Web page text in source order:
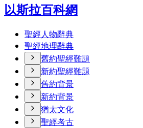
以斯拉百科網
聖經人物辭典
聖經地理辭典
舊約聖經難題
新約聖經難題
舊約背景
新約背景
猶太文化
聖經考古